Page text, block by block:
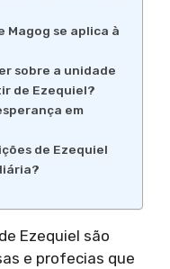
Magog se aplica à
sobre a unidade
de Ezequiel?
em
de Ezequiel
Ezequiel são
e profecias que